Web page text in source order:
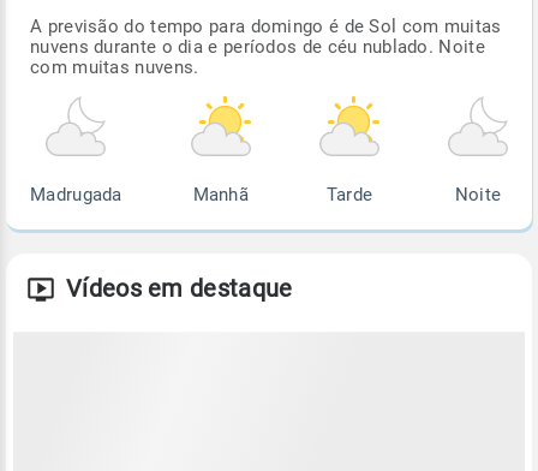
A previsão do tempo para domingo é de Sol com muitas
nuvens durante o dia e períodos de céu nublado. Noite
com muitas nuvens.
Madrugada Manhã Tarde Noite
Vídeos em destaque